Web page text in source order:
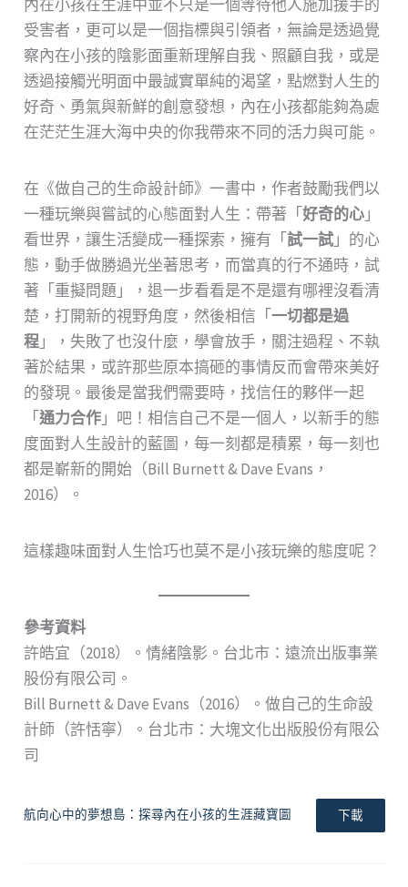
內在小孩在生涯中並不只是一個等待他人施加援手的
受害者，更可以是一個指標與引領者，無論是透過覺
察內在小孩的陰影面重新理解自我、照顧自我，或是
透過接觸光明面中最誠實單純的渴望，點燃對人生的
好奇、勇氣與新鮮的創意發想，內在小孩都能夠為處
在茫茫生涯大海中央的你我帶來不同的活力與可能。
在《做自己的生命設計師》一書中，作者鼓勵我們以
一種玩樂與嘗試的心態面對人生：帶著「好奇的心」
看世界，讓生活變成一種探索，擁有「試一試」的心
態，動手做勝過光坐著思考，而當真的行不通時，試
著「重擬問題」，退一步看看是不是還有哪裡沒看清
楚，打開新的視野角度，然後相信「一切都是過
程」，失敗了也沒什麼，學會放手，關注過程、不執
著於結果，或許那些原本搞砸的事情反而會帶來美好
的發現。最後是當我們需要時，找信任的夥伴一起
「通力合作」吧！相信自己不是一個人，以新手的態
度面對人生設計的藍圖，每一刻都是積累，每一刻也
都是嶄新的開始（Bill Burnett & Dave Evans，
2016）。
這樣趣味面對人生恰巧也莫不是小孩玩樂的態度呢？
參考資料
許皓宜（2018）。情緒陰影。台北市：遠流出版事業
股份有限公司。
Bill Burnett & Dave Evans（2016）。做自己的生命設
計師（許恬寧）。台北市：大塊文化出版股份有限公
司
航向心中的夢想島：探尋內在小孩的生涯藏寶圖 下載